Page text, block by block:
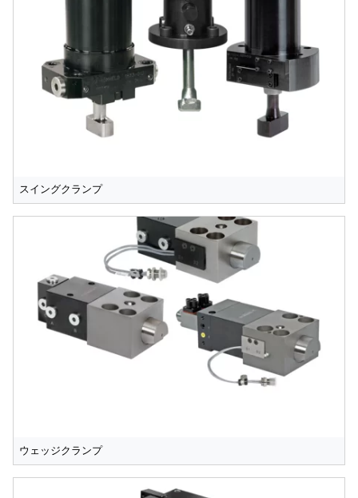
スイングクランプ
ウェッジクランプ